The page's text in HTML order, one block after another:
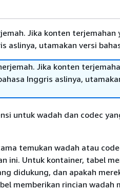
Jika konten terjemahan
aslinya, utamakan versi
Jika konten
Inggris aslinya,
untuk wadah dan codec
temukan wadah atau
ini. Untuk kontainer, tabel
didukung, dan apakah
memberikan rincian wadah